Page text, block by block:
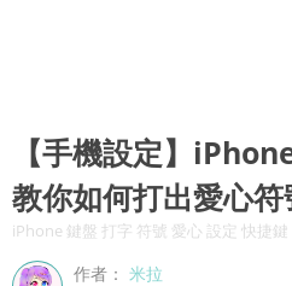
【手機設定】
教你如何打出愛心符
iPhone 鍵盤 打字 符號 愛心 設定 快捷鍵
作者：米拉